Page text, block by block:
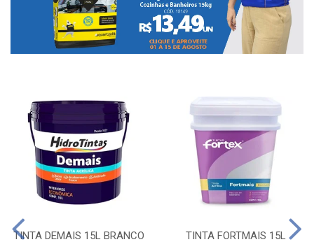
TINTA DEMAIS 15L BRANCO TINTA FORTMAIS 15L